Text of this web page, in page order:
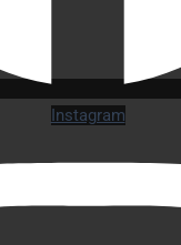
Instagram